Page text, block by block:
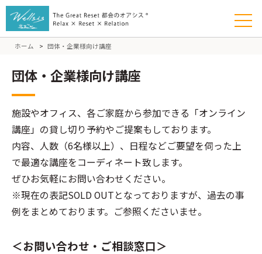
ホーム > 団体・企業様向け講座
団体・企業様向け講座
施設やオフィス、各ご家庭から参加できる「オンライン
講座」の貸し切り予約やご提案もしております。
内容、人数（6名様以上）、日程などご要望を伺った上
で最適な講座をコーディネート致します。
ぜひお気軽にお問い合わせください。
※現在の表記SOLD OUTとなっておりますが、過去の事
例をまとめております。ご参照くださいませ。
＜お問い合わせ・ご相談窓口＞